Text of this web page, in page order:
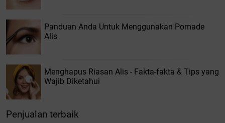
Panduan Anda Untuk Menggunakan Pomade
Alis
Menghapus Riasan Alis - Fakta-fakta & Tips yang
Wajib Diketahui
Penjualan terbaik